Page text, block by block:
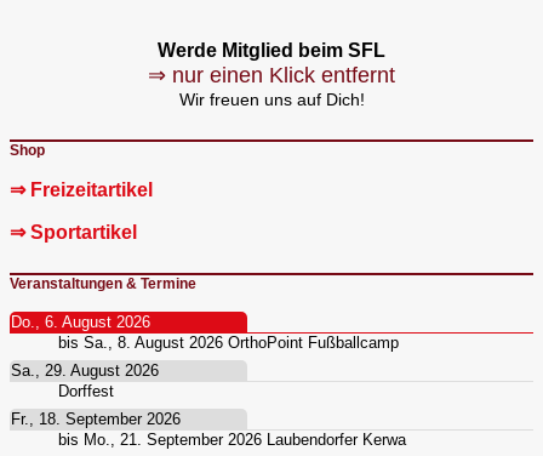
Werde Mitglied beim SFL
⇒ nur einen Klick entfernt
Wir freuen uns auf Dich!
Shop
⇒ Freizeitartikel
⇒ Sportartikel
Veranstaltungen & Termine
Do., 6. August 2026
bis Sa., 8. August 2026 OrthoPoint Fußballcamp
Sa., 29. August 2026
Dorffest
Fr., 18. September 2026
bis Mo., 21. September 2026
Laubendorfer Kerwa